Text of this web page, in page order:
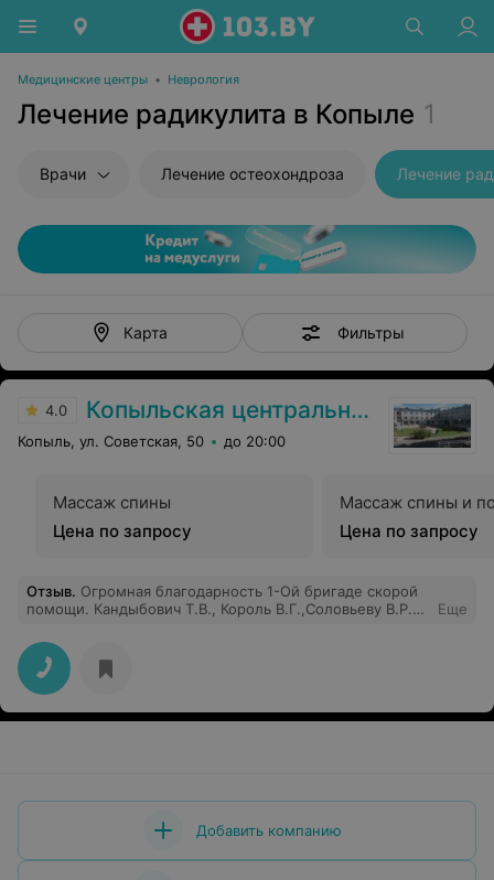
Медицинские центры • Неврология
Лечение радикулита в Копыле 1
Врачи Лечение остеохондроза Лечение
Карта Фильтры
4.0 Копыльская центральная районная больница
Копыль, ул. Советская, 50 до 20:00
Массаж спины
Цена по запросу
Массаж спины и
Цена по запросу
Отзыв. Огромная благодарность 1-Ой бригаде скорой
помощи. Кандыбович Т.В., Король В.Г.,Соловьеву В.Р.
Здоровья и вам врачи.
Еще
Добавить компанию